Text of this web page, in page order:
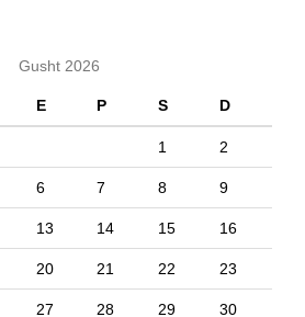
Gusht 2026
E P S D
1 2
6 7 8 9
13 14 15 16
20 21 22 23
27 28 29 30